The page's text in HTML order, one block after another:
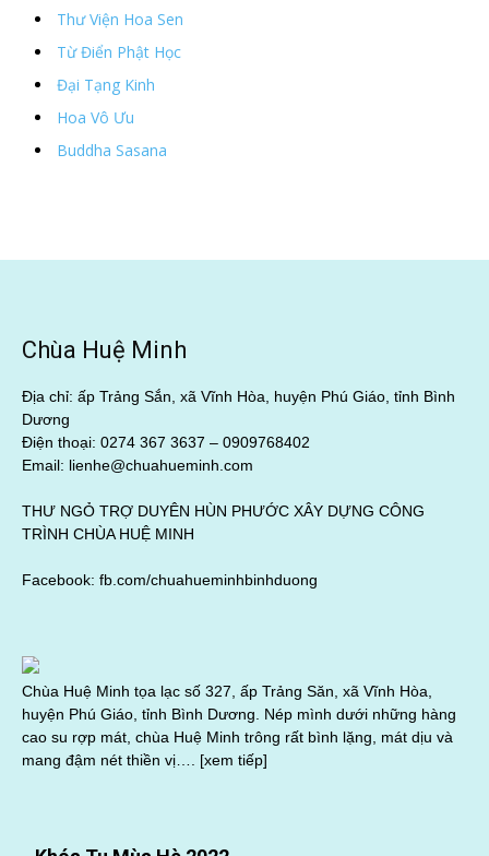
Thư Viện Hoa Sen
Từ Điển Phật Học
Đại Tạng Kinh
Hoa Vô Ưu
Buddha Sasana
Chùa Huệ Minh
Địa chỉ: ấp Trảng Sắn, xã Vĩnh Hòa, huyện Phú Giáo, tỉnh Bình
Dương
Điện thoại: 0274 367 3637 – 0909768402
Email: lienhe@chuahueminh.com
THƯ NGỎ TRỢ DUYÊN HÙN PHƯỚC XÂY DỰNG CÔNG
TRÌNH CHÙA HUỆ MINH
Facebook: fb.com/chuahueminhbinhduong
Chùa Huệ Minh tọa lạc số 327, ấp Trảng Săn, xã Vĩnh Hòa,
huyện Phú Giáo, tỉnh Bình Dương. Nép mình dưới những hàng
cao su rợp mát, chùa Huệ Minh trông rất bình lặng, mát dịu và
mang đậm nét thiền vị…. [xem tiếp]